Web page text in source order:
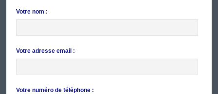
Votre nom :
Votre adresse email :
Votre numéro de téléphone :